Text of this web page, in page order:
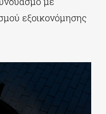
εξοικονόμησης